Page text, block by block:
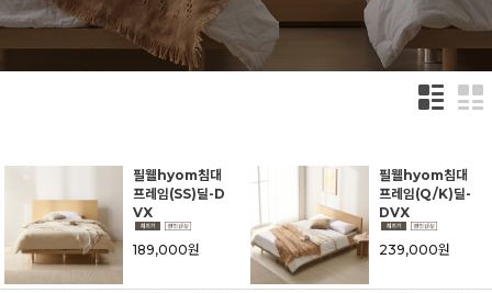
필웰hyom침대
프레임(SS)딜-D
VX
189,000원
필웰hyom침대
프레임(Q/K)딜-
DVX
239,000원